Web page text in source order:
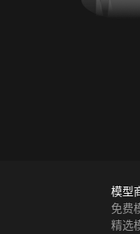
模型
免费
精选